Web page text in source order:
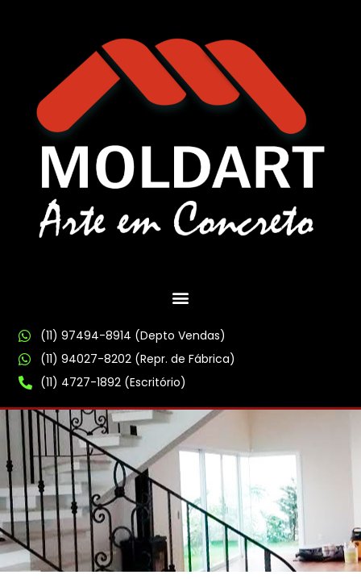
(11) 97494-8914 (Depto Vendas)
(11) 94027-8202 (Repr. de Fábrica)
(11) 4727-1892 (Escritório)